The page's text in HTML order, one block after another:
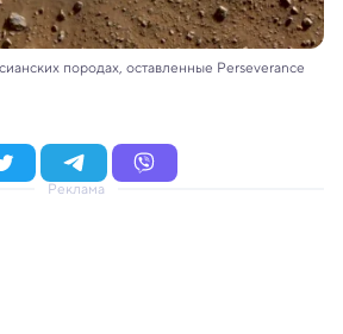
породах, оставленные Perseverance
Реклама